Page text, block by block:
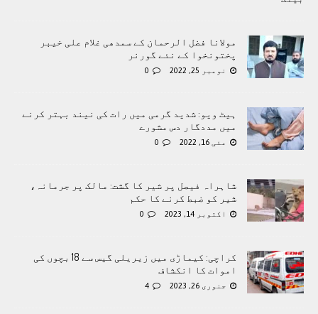
مولانا فضل الرحمان کے سمدھی غلام علی خیبر
پختونخوا کے نئے گورنر
نومبر 25, 2022 0
ہیٹ ویو: شدید گرمی میں رات کی نیند بہتر کرنے
میں مددگار دس مشورے
مئی 16, 2022 0
شاہراہ فیصل پر شیر کا گشت: مالک پر جرمانہ،
شیر کو ضبط کرنے کا حکم
اکتوبر 14, 2023 0
کراچی: کیماڑی میں زیریلی گیس سے 18 بچوں کی
اموات کا انکشاف
جنوری 26, 2023 4